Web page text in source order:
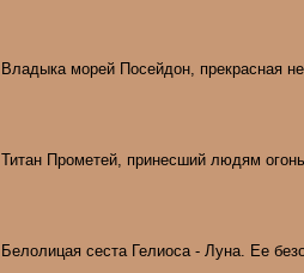
Владыка морей Посейдон, прекрасная
Титан Прометей, принесший людям
Белолицая сеста Гелиоса - Луна. Ее